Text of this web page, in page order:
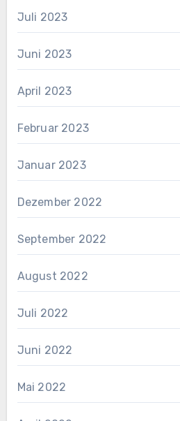
Juli 2023
Juni 2023
April 2023
Februar 2023
Januar 2023
Dezember 2022
September 2022
August 2022
Juli 2022
Juni 2022
Mai 2022